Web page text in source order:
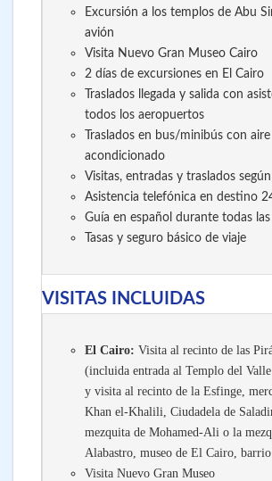
Excursión a los templos de Abu
avión
Visita Nuevo Gran Museo Cairo
2 días de excursiones en El Cairo
Traslados llegada y salida con
todos los aeropuertos
Traslados en bus/minibús con aire
acondicionado
Visitas, entradas y traslados
Asistencia telefónica en destino
Guía en español durante todas
Tasas y seguro básico de viaje
VISITAS INCLUIDAS
El Cairo: Visita al recinto de las
(incluida entrada al Templo del
y visita al recinto de la Esfinge,
Khan el-Khalili, Ciudadela de
mezquita de Mohamed-Ali o la
Alabastro, museo de El Cairo, barrio
Visita Nuevo Gran Museo